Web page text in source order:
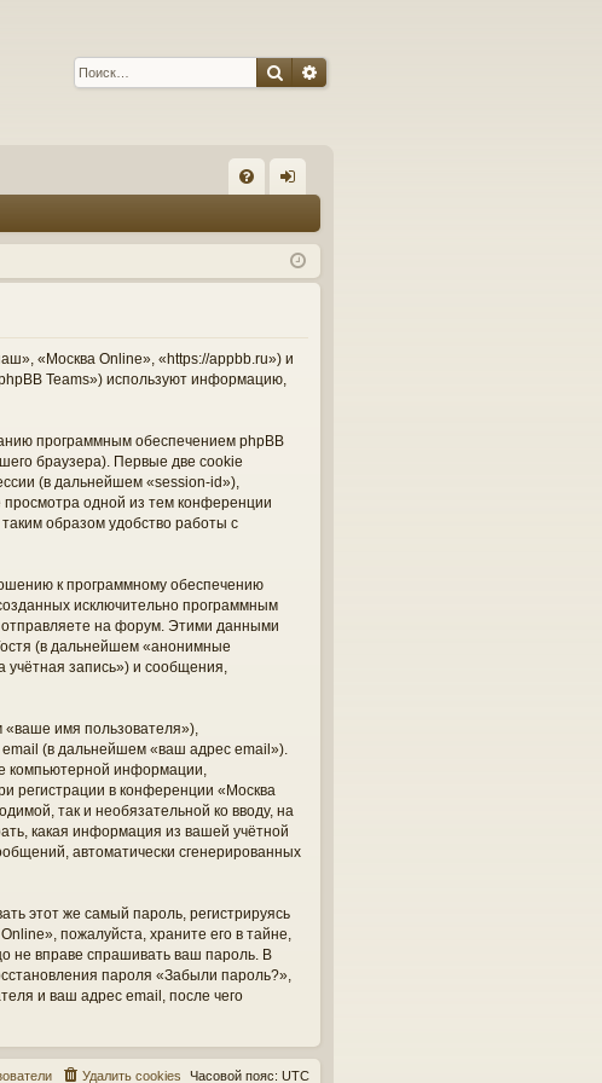
ПоискРасширенный поиск
Q д
«Москва Online», «https://appbb.ru») и
Teams») используют информацию,
программным обеспечением phpBB
браузера). Первые две cookie
(в дальнейшем «session-id»),
одной из тем конференции
образом удобство работы с
к программному обеспечению
исключительно программным
на форум. Этими данными
(в дальнейшем «анонимные
запись») и сообщения,
имя пользователя»),
(в дальнейшем «ваш адрес email»).
компьютерной информации,
регистрации в конференции «Москва
так и необязательной ко вводу, на
какая информация из вашей учётной
автоматически сгенерированных
этот же самый пароль, регистрируясь
пожалуйста, храните его в тайне,
не вправе спрашивать ваш пароль. В
пароля «Забыли пароль?»,
и ваш адрес email, после чего
Часовой пояс: UTC
Удалить cookies